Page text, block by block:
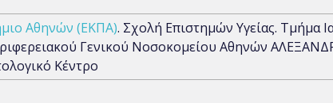
Αθηνών (ΕΚΠΑ). Σχολή Επιστημών Υγείας. Τμήμα
Γενικού Νοσοκομείου Αθηνών
Κέντρο